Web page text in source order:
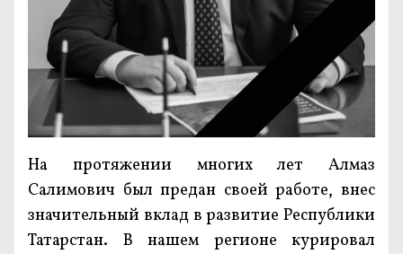
На протяжении многих лет Алмаз
Салимович был предан своей работе, внес
значительный вклад в развитие Республики
Татарстан. В нашем регионе курировал